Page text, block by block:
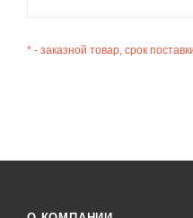
* - заказной товар, срок